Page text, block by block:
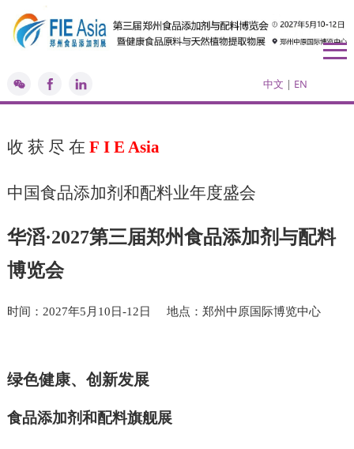
中文 | EN
收 获 尽 在 F I E Asia
中国食品添加剂和配料业年度盛会
华滔·2027第三届郑州食品添加剂与配料
博览会
时间：2027年5月10 日-12 日 地点： 郑州中原国际博览中心
绿色健康、创新发展
食品添加剂和配料旗舰展